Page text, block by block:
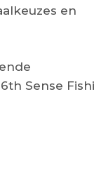
en
Sense